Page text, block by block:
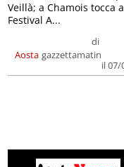
Aosta
di
gazzettamatin
il 07/
Veillà; a Chamois tocca
Festival A...